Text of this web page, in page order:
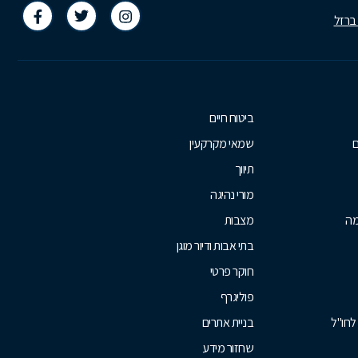
לחו"ל
ביטוח חיים
שמאי מקרקעין
תיווך
מורי נהיגה
מצבות
בתי אבות ודיור מוגן
חוקר פרטי
פוליגרף
בניית אתרים
שחזור מידע